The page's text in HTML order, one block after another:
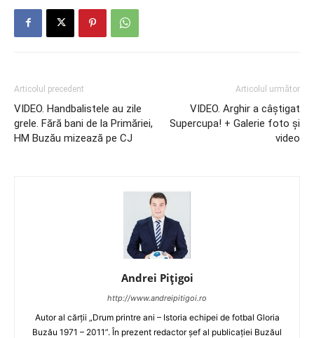
Articolul precedent
VIDEO. Handbalistele au zile
grele. Fără bani de la Primăriei,
HM Buzău mizează pe CJ
Articolul următor
VIDEO. Arghir a câştigat
Supercupa! + Galerie foto şi
video
Andrei Pițigoi
http://www.andreipitigoi.ro
Autor al cărţii „Drum printre ani – Istoria echipei de fotbal Gloria
Buzău 1971 – 2011”. În prezent redactor şef al publicaţiei Buzăul